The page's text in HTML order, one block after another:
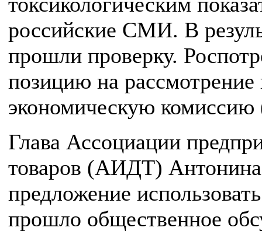
российские СМИ. В
прошли проверку.
позицию на
экономическую
Глава Ассоциации
товаров (АИДТ)
предложение
прошло общественное